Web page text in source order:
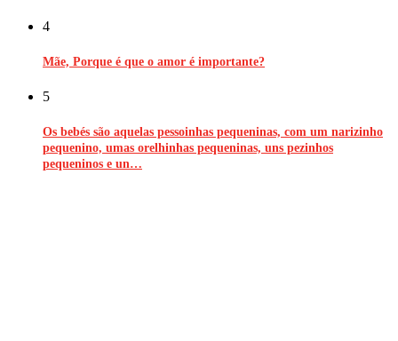
4
Mãe, Porque é que o amor é importante?
5
Os bebés são aquelas pessoinhas pequeninas, com um narizinho
pequenino, umas orelhinhas pequeninas, uns pezinhos
pequeninos e un…